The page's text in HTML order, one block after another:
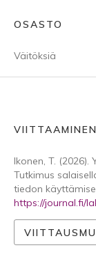
OSASTO
Väitöksiä
VIITTAAMINEN
Ikonen, T.
Tutkimus
tiedon
https://journal.fi/